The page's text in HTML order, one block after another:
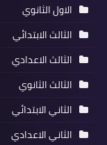
الاول الثانوي
الثالث الابتدائي
الثالث الاعدادي
الثالث الثانوي
الثاني الابتدائي
الثاني الاعدادي